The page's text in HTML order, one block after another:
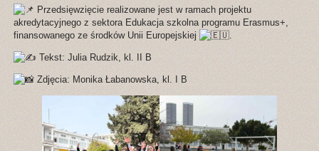
Przedsięwzięcie realizowane jest w ramach projektu
akredytacyjnego z sektora Edukacja szkolna programu Erasmus+,
finansowanego ze środków Unii Europejskiej
.
Tekst: Julia Rudzik, kl. II B
Zdjęcia: Monika Łabanowska, kl. I B